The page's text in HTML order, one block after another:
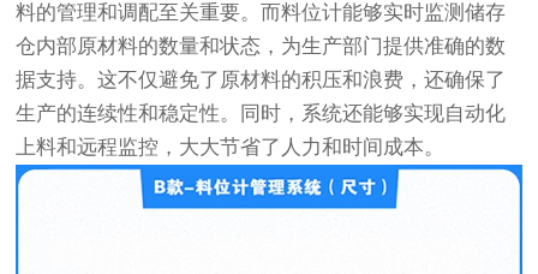
料的管理和调配至关重要。而料位计能够实时监测储存
仓内部原材料的数量和状态，为生产部门提供准确的数
据支持。这不仅避免了原材料的积压和浪费，还确保了
生产的连续性和稳定性。同时，系统还能够实现自动化
上料和远程监控，大大节省了人力和时间成本。